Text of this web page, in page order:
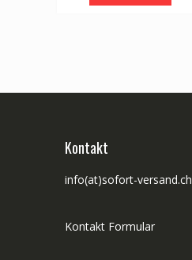
Kontakt
info(at)sofort-versand.ch
Kontakt Formular